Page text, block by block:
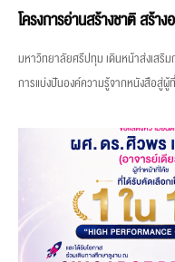
โครงการอ่านสร้างชาติ สร้า
มหาวิทยาลัยศรีปทุม เดินหน้าส่งเสริ
การแบ่งปันองค์ความรู้จากหนังสือสู่ผู้